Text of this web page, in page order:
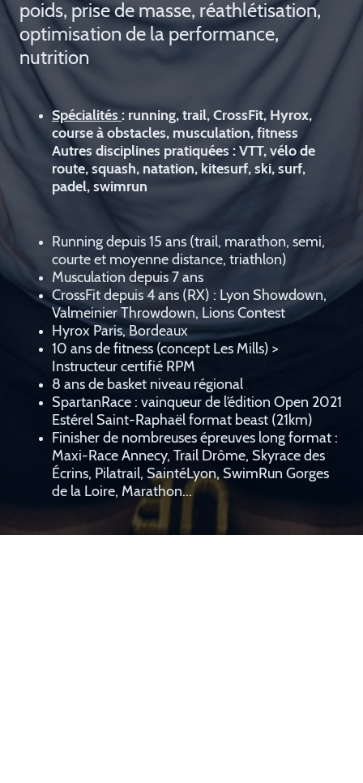
poids, prise de masse, réathlétisation,
optimisation de la performance,
nutrition
Spécialités: running, trail, CrossFit, Hyrox,
course à obstacles, musculation, fitness
Autres disciplines pratiquées : VTT, vélo de
route, squash, natation, kitesurf, ski, surf,
padel, swimrun
Running depuis 15 ans (trail, marathon, semi,
courte et moyenne distance, triathlon)
Musculation depuis 7 ans
CrossFit depuis 4 ans (RX) : Lyon Showdown,
Valmeinier Throwdown, Lions Contest
Hyrox Paris, Bordeaux
10 ans de fitness (concept Les Mills) >
Instructeur certifié RPM
8 ans de basket niveau régional
SpartanRace : vainqueur de l’édition Open 2021
Estérel Saint-Raphaël format beast (21km)
Finisher de nombreuses épreuves long format :
Maxi-Race Annecy, Trail Drôme, Skyrace des
Écrins, Pilatrail, SaintéLyon, SwimRun Gorges
de la Loire, Marathon...